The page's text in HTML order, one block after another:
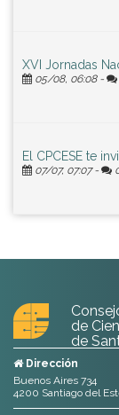
XVI Jornadas
05/08, 06:08 -
El CPCESE te
07/07, 07:07 -
de
de
Dirección
Buenos Aires 734
4200 Santiago del